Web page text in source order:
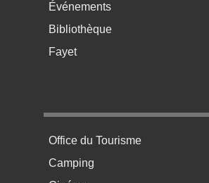
Événements
Bibliothèque
Fayet
Menu pratique bas de page 4
Office du Tourisme
Camping